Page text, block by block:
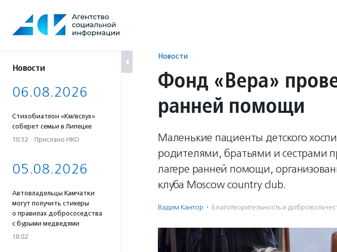
содержанию
Новости
06.08.2026
Стихобиатлон «Км/вслух»
соберет семьи в Липецке
10:32 · Прислано НКО
05.08.2026
Автовладельцы Камчатки
могут получить стикеры
о правилах добрососедства
с бурыми медведями
18:02
Новости
Фонд «Вера»
ранней помощи
Маленькие пациенты детского
родителями, братьями и сестрами
лагере ранней помощи,
клуба Moscow country club.
Вадим Кантор · Благотвори­тель­ность и